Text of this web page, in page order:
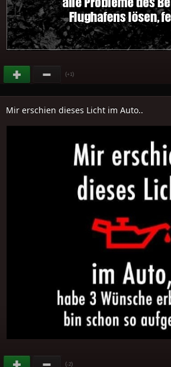
(+1)
Mir erschien dieses Licht im Auto..
(-2)